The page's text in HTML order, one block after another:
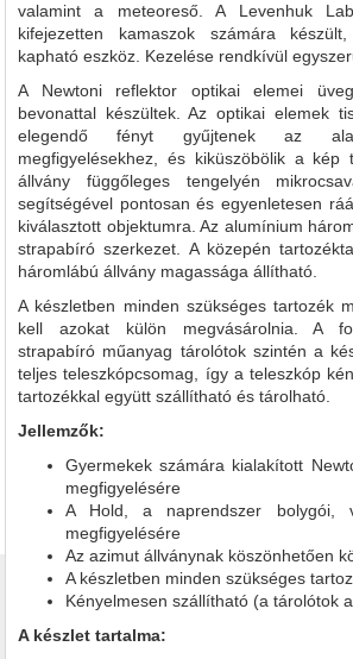
valamint a meteoreső. A Levenhuk
kifejezetten kamaszok számára
kapható eszköz. Kezelése rendkívül
A Newtoni reflektor optikai elemei
bevonattal készültek. Az optikai elemek
elegendő fényt gyűjtenek az
megfigyelésekhez, és kiküszöbölik a kép
állvány függőleges tengelyén
segítségével pontosan és egyenletesen
kiválasztott objektumra. Az alumínium
strapabíró szerkezet. A közepén
háromlábú állvány magassága állítható.
A készletben minden szükséges tartozék
kell azokat külön megvásárolnia. A
strapabíró műanyag tárolótok szintén a
teljes teleszkópcsomag, így a teleszkóp
tartozékkal együtt szállítható és tárolható.
Jellemzők:
Gyermekek számára kialakított
megfigyelésére
A Hold, a naprendszer bolygói,
megfigyelésére
Az azimut állványnak köszönhetően
A készletben minden szükséges
Kényelmesen szállítható (a tárolótok
A készlet tartalma: